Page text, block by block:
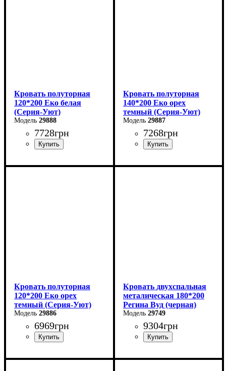
Кровать полуторная
120*200 Еко белая
(Серия-Уют)
29888
7728грн
Ширина: 124 см
Кровать полуторная
140*200 Еко орех
темный (Серия-Уют)
29887
7268грн
Ширина: 144 см
Кровать полуторная
120*200 Еко орех
темный (Серия-Уют)
29886
6969грн
Ширина: 124 см
Кровать двухспальная
металическая 180*200
Регина Вуд (черная)
29749
9304грн
Ширина: 180 см